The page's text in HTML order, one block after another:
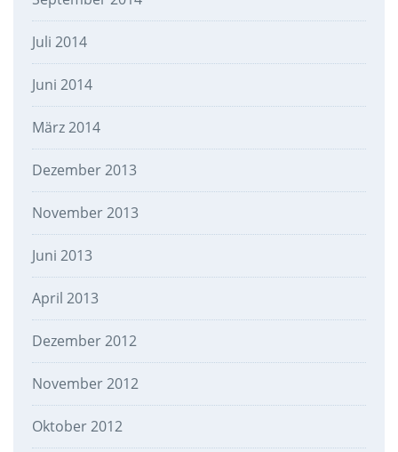
Juli 2014
Juni 2014
März 2014
Dezember 2013
November 2013
Juni 2013
April 2013
Dezember 2012
November 2012
Oktober 2012